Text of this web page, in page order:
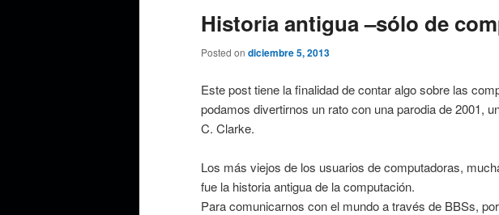
Historia antigua –sólo de
Posted on diciembre 5, 2013
Este post tiene la finalidad de contar algo sobre las
podamos divertirnos un rato con una parodia de 2001,
C. Clarke.
Los más viejos de los usuarios de computadoras,
fue la historia antigua de la computación.
Para comunicarnos con el mundo a través de BBSs,